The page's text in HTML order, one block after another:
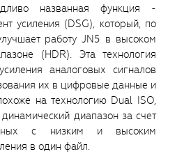
названная функция -
усиления (DSG), который, по
работу JN5 в высоком
(HDR). Эта технология
аналоговых сигналов
их в цифровые данные и
на технологию Dual ISO,
диапазон за счет
с низким и высоким
в один файл.